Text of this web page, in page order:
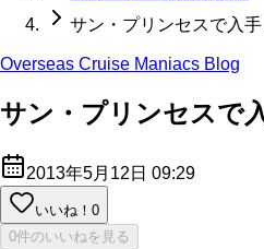
サン・プリンセスで入
Overseas Cruise Maniacs Blog
サン・プリンセスで
2013年5月12日 09:29
いいね！ 0
0件のいいねを見る